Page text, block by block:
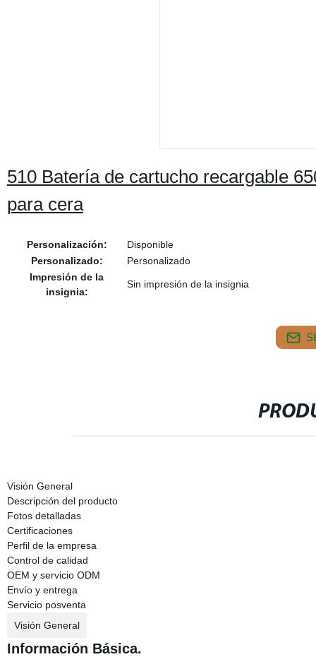
510 Batería de cartucho recargable
para cera
Personalización:
Disponible
Personalizado:
Personalizado
Impresión de la
insignia:
Sin impresión de la insignia
Visión General
Descripción del producto
Fotos detalladas
Certificaciones
Perfil de la empresa
Control de calidad
OEM y servicio ODM
Envío y entrega
Servicio posventa
Visión General
Información Básica.